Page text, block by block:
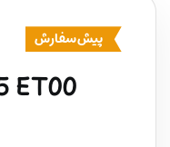
پیش‌سفارش
ET00